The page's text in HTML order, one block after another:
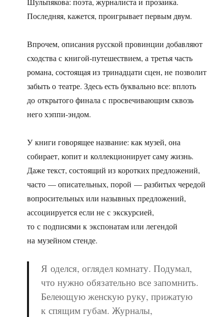
Последняя, кажется, проигрывает первым двум.
Впрочем, описания русской провинции добавляют
сходства с книгой-путешествием, а третья часть
романа, состоящая из тринадцати сцен, не позволит
забыть о театре. Здесь есть буквально все: вплоть
до открытого финала с просвечивающим сквозь
него хэппи-эндом.
У книги говорящее название: как музей, она
собирает, копит и коллекционирует саму жизнь.
Даже текст, состоящий из коротких предложений,
часто — описательных, порой — разбитых чередой
вопросительных или назывных предложений,
ассоциируется если не с экскурсией,
то с подписями к экспонатам или легендой
на музейном стенде.
Я оделся, оглядел комнату. Подумал,
что нужно обязательно все запомнить.
Белеющую женскую руку, прижатую
к спящим губам. Журналы,